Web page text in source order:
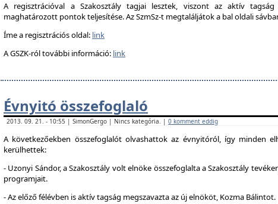
A regisztrációval a Szakosztály tagjai lesztek, viszont az aktív tagság
maghatározott pontok teljesítése. Az SzmSz-t megtaláljátok a bal oldali
Íme a regisztrációs oldal: link
A GSZK-ról további információ: link
Évnyitó összefoglaló
2013. 09. 21. - 10:55 | SimonGergo | Nincs kategória. | 0 komment eddig
A következőekben összefoglalót olvashattok az évnyitóról, így minden
kerülhettek:
- Uzonyi Sándor, a Szakosztály volt elnöke összefoglalta a Szakosztály
programjait.
- Az előző félévben is aktív tagság megszavazta az új elnököt, Kozma Bálintot.